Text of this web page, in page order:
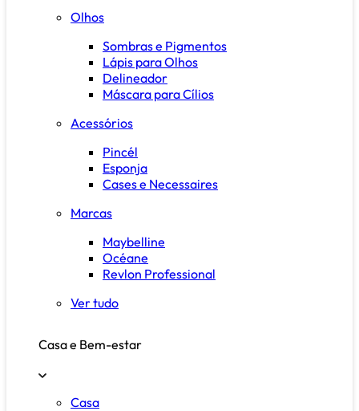
Olhos
Sombras e Pigmentos
Lápis para Olhos
Delineador
Máscara para Cílios
Acessórios
Pincél
Esponja
Cases e Necessaires
Marcas
Maybelline
Océane
Revlon Professional
Ver tudo
Casa e Bem-estar
Casa